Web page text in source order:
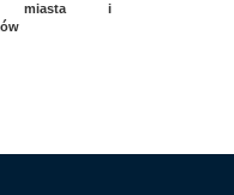
miasta i